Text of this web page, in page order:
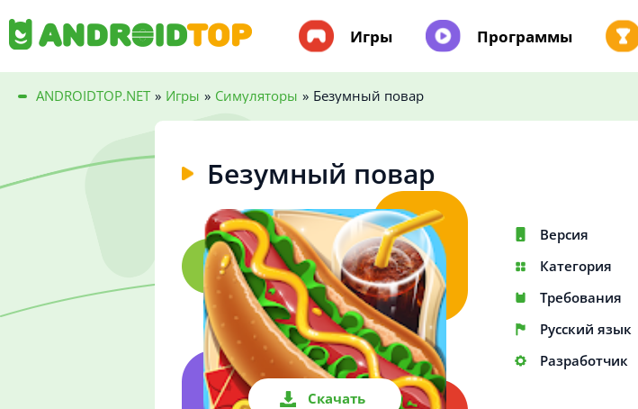
Игры Программы
ANDROIDTOP.NET » Игры » Симуляторы » Безумный повар
Безумный повар
Скачать
Версия
Категория
Требования
Русский язык
Разработчик